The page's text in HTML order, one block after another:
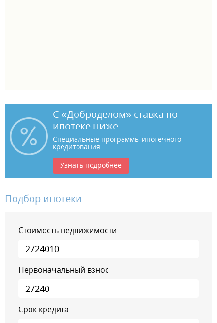
С «Доброделом» ставка по
ипотеке ниже
Специальные программы ипотечного
кредитования
Узнать подробнее
Подбор ипотеки
Стоимость недвижимости
Первоначальный взнос
Срок кредита